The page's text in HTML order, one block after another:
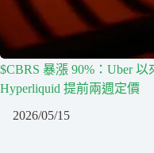
$CBRS 暴漲 90%：Uber
Hyperliquid 提前兩週定價
2026/05/15